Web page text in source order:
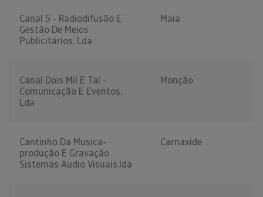
Canal 5 - Radiodifusão E
Gestão De Meios
Publicitários, Lda
Maia
Canal Dois Mil E Tal -
Comunicação E Eventos,
Lda
Monção
Cantinho Da Musica-
produção E Gravação
Sistemas Audio Visuais,lda
Carnaxide